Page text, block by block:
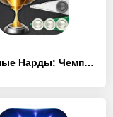
Длинные Нарды: Чемпионат - [MOD Много денег]